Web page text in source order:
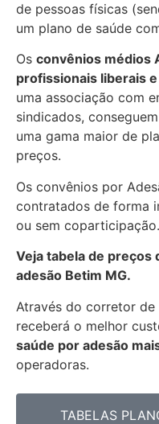
de pessoas físicas
um plano de saúde
Os convênios médios
profissionais liberais
uma associação com
sindicados,
uma gama maior de
preços.
Os convênios por
contratados de forma
ou sem coparticipação.
Veja tabela de preços
adesão Betim MG.
Através do corretor de
receberá o melhor
saúde por adesão
operadoras.
TABELAS